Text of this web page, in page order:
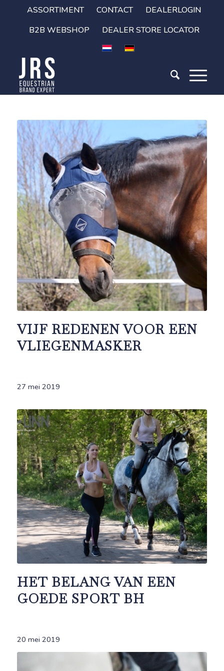
ASSORTIMENT CONTACT
DEALERLOGIN
B2B WEBSHOP
DEALER STORE LOCATOR
VIJF REDENEN VOOR EEN
VLIEGENMASKER
27 mei 2019
HET BELANG VAN EEN
GOEDE SPORT BH
20 mei 2019